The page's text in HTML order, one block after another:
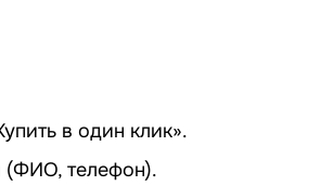
в один клик».
(ФИО, телефон).